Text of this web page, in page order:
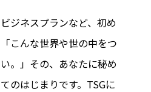
ジネスプランなど、初め
こんな世界や世の中をつ
。」その、あなたに秘め
のはじまりです。TSGに